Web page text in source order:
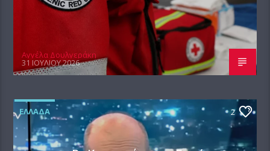
Αγγέλα Δουλγεράκη
31 ΙΟΥΛΊΟΥ 2026
ΕΛΛΆΔΑ 2